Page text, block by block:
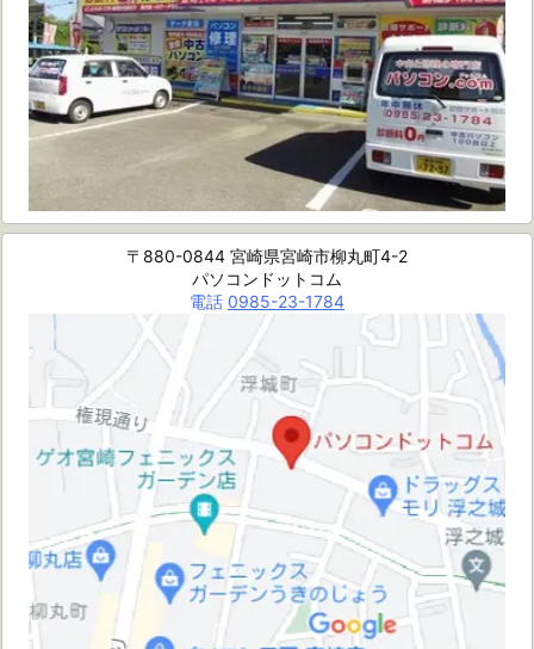
〒880-0844 宮崎県宮崎市柳丸町4-2
パソコンドットコム
電話 0985-23-1784